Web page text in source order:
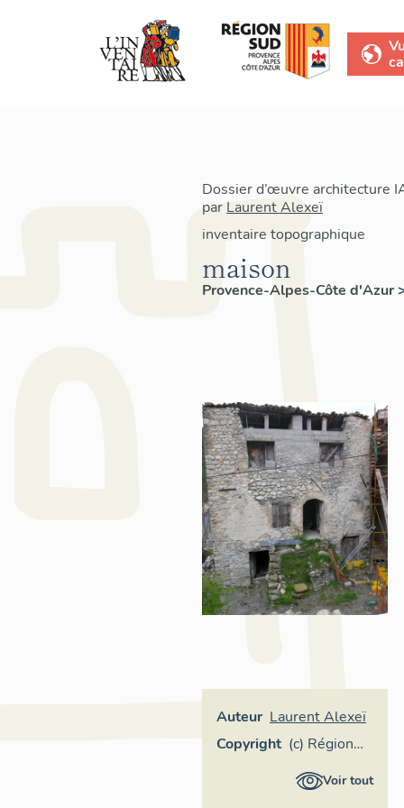
Dossier d’œuvre architecture
par Laurent Alexeï
inventaire topographique
maison
Provence-Alpes-Côte d'Azur
Auteur Laurent Alexeï
Copyright (c) Région
Provence-Voir tout